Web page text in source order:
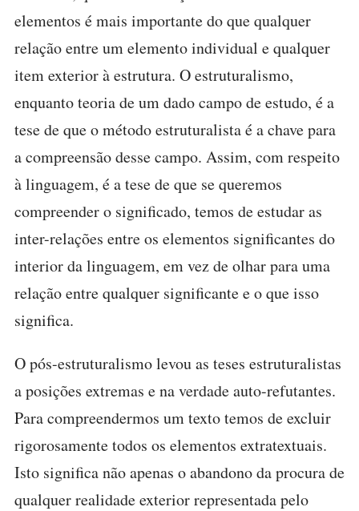
elementos é mais importante do que qualquer
relação entre um elemento individual e qualquer
item exterior à estrutura. O estruturalismo,
enquanto teoria de um dado campo de estudo, é a
tese de que o método estruturalista é a chave para
a compreensão desse campo. Assim, com respeito
à linguagem, é a tese de que se queremos
compreender o significado, temos de estudar as
inter-relações entre os elementos significantes do
interior da linguagem, em vez de olhar para uma
relação entre qualquer significante e o que isso
significa.
O pós-estruturalismo levou as teses estruturalistas
a posições extremas e na verdade auto-refutantes.
Para compreendermos um texto temos de excluir
rigorosamente todos os elementos extratextuais.
Isto significa não apenas o abandono da procura de
qualquer realidade exterior representada pelo